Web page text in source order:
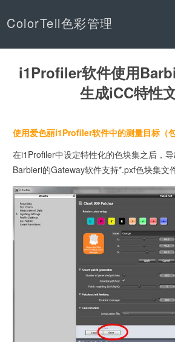
ColorTell色彩管理
i1Profiler软件使用
生成iCC特性
使用爱色丽i1Profiler软件中的测量目标（
在i1Profiler中设定特性化的色块集之后，导
Barbieri的Gateway软件支持*.pxf色块集文